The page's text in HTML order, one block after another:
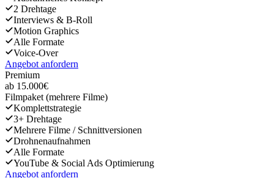
2 Drehtage
Interviews & B-Roll
Motion Graphics
Alle Formate
Voice-Over
Angebot anfordern
Premium
ab 15.000€
Filmpaket (mehrere Filme)
Komplettstrategie
3+ Drehtage
Mehrere Filme / Schnittversionen
Drohnenaufnahmen
Alle Formate
YouTube & Social Ads Optimierung
Angebot anfordern